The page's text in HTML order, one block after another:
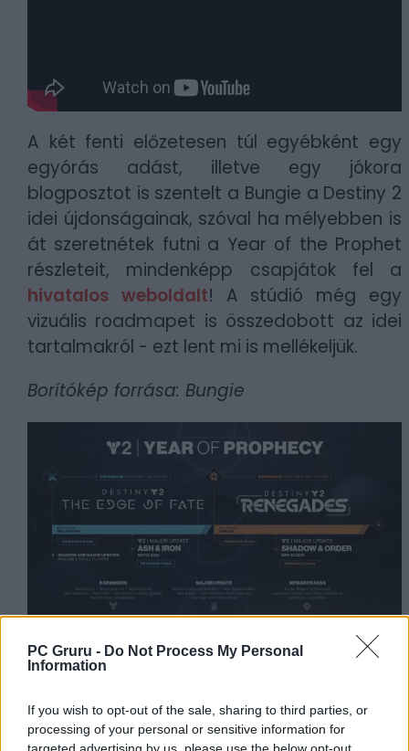
PC Gruru - Do Not Process My Personal
Information
If you wish to opt-out of the sale, sharing to third parties, or
processing of your personal or sensitive information for
A két fenti előzetesen túl egyébként egy
egyórás adást, illetve egy jókora
blogposztot is szentelt a Bungie a Destiny 2
idei újdonságainak, szóval ha mélyebben is
át szeretnétek futni a Year of the Prophet
részleteit, mindenképp csapjátok fel a
hivatalos weboldalt! A stúdió még egy
vizuális roadmapet is összedobott az idei
tartalmakról - ezt lent mi is mellékeljük.
Borítókép forrása: Bungie
Szerző:szlav